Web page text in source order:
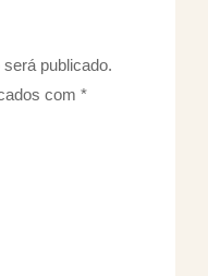
publicado.
com *